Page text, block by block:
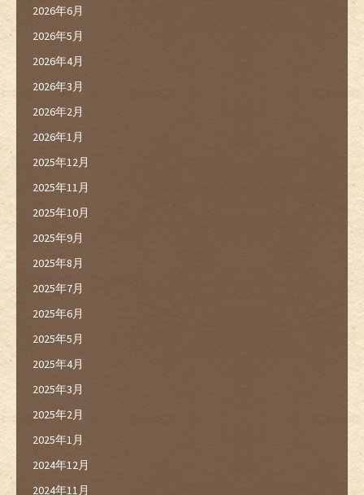
2026年6月
2026年5月
2026年4月
2026年3月
2026年2月
2026年1月
2025年12月
2025年11月
2025年10月
2025年9月
2025年8月
2025年7月
2025年6月
2025年5月
2025年4月
2025年3月
2025年2月
2025年1月
2024年12月
2024年11月